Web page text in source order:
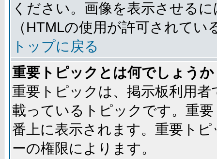
ください。画像を表示させる
（HTMLの使用が許可されて
トップに戻る
重要トピックとは何でしょうか
重要トピックは、掲示板利用
載っているトピックです。重
番上に表示されます。重要ト
ーの権限によります。